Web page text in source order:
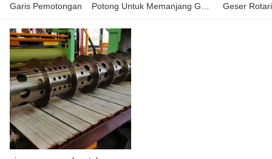
RUMAH
PRODUK
BERITA
KASUS
PABRIK ACARA
HUBUNGI KAMI
Garis Pemotongan Geser Rotari